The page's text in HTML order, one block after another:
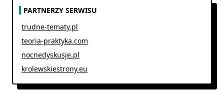
PARTNERZY SERWISU
trudne-tematy.pl
teoria-praktyka.com
nocnedyskusje.pl
krolewskiestrony.eu